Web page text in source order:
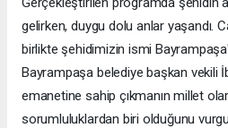
gelirken, duygu dolu anlar yaşandı.
birlikte şehidimizin ismi
Bayrampaşa belediye başkan vekili
emanetine sahip çıkmanın millet
sorumluluklardan biri olduğunu